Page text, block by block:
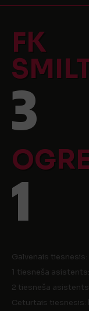
FK
3
1
Galvenais tiesnesis:
1 tiesneša asistents:
2 tiesneša
Ceturtais tiesnesis: